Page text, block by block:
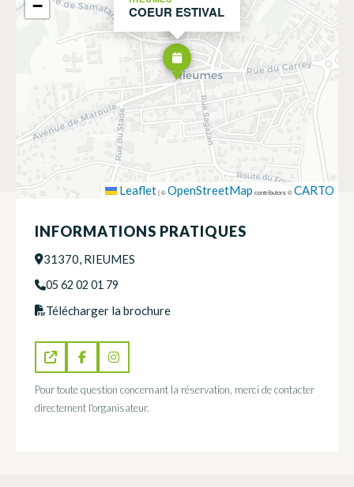
COEUR ESTIVAL
−
Leaflet|©OpenStreetMap contributors ©CARTO
INFORMATIONS PRATIQUES
31370, RIEUMES
05 62 02 01 79
Télécharger la brochure
Pour toute question concernant la réservation, merci de contacter
directement l'organisateur.